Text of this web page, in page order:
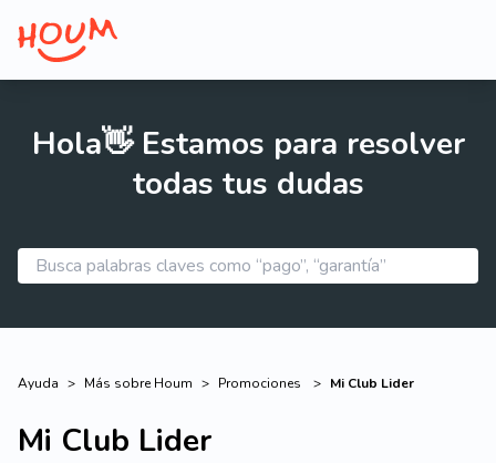
Hola👋 Estamos para resolver
todas tus dudas
Ayuda > Más sobre Houm > Promociones > Mi Club Lider
Mi Club Lider